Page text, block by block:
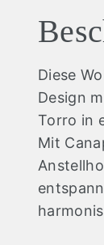
Diese
Design
Torro in
Mit